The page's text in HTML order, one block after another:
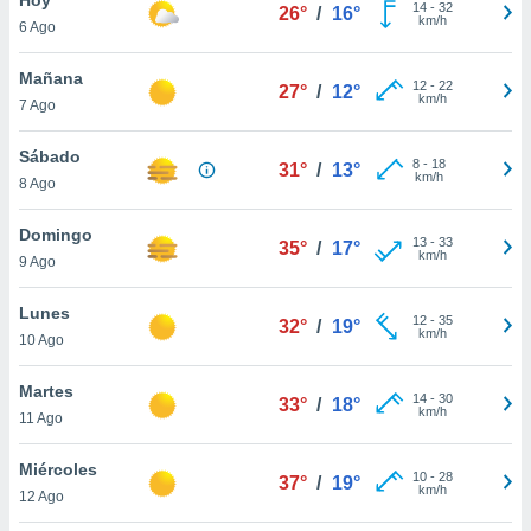
en
más
nuestra
de
cookies
aceptar
6 Ago
26° / 16° 14- 32
km/h
Mañana
7 Ago
27° / 12° 12- 22
km/h
Sábado
8 Ago
31° / 13° 8- 18
km/h
Domingo
9 Ago
35° / 17° 13- 33
km/h
Lunes
10 Ago
32° / 19° 12- 35
km/h
Martes
11 Ago
33° / 18° 14- 30
km/h
Miércoles
12 Ago
37° / 19° 10- 28
km/h